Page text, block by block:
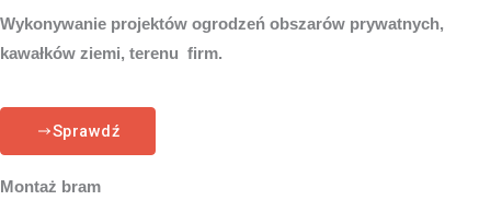
Wykonywanie projektów ogrodzeń obszarów prywatnych,
kawałków ziemi, terenu firm.
Sprawdź
Montaż bram